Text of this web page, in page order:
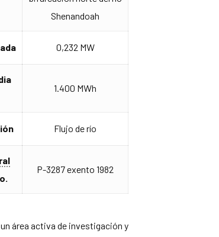
Shenandoah
0,232 MW
1.400 MWh
Flujo de río
P-3287 exento 1982
área activa de investigación y